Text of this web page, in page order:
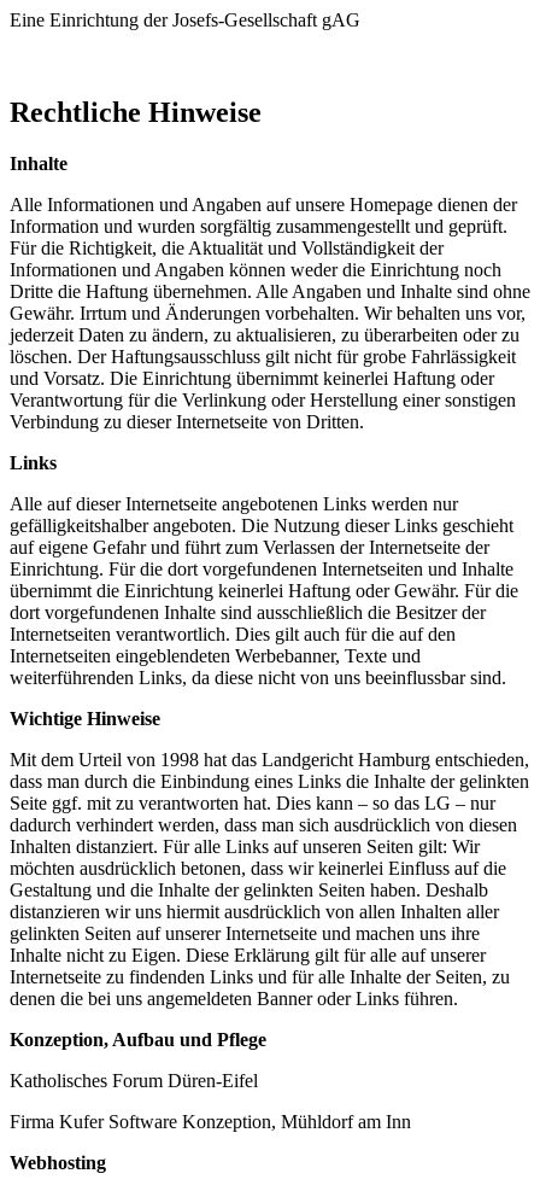
Eine Einrichtung der Josefs-Gesellschaft gAG
Rechtliche Hinweise
Inhalte
Alle Informationen und Angaben auf unsere Homepage dienen der
Information und wurden sorgfältig zusammengestellt und geprüft.
Für die Richtigkeit, die Aktualität und Vollständigkeit der
Informationen und Angaben können weder die Einrichtung noch
Dritte die Haftung übernehmen. Alle Angaben und Inhalte sind ohne
Gewähr. Irrtum und Änderungen vorbehalten. Wir behalten uns vor,
jederzeit Daten zu ändern, zu aktualisieren, zu überarbeiten oder zu
löschen. Der Haftungsausschluss gilt nicht für grobe Fahrlässigkeit
und Vorsatz. Die Einrichtung übernimmt keinerlei Haftung oder
Verantwortung für die Verlinkung oder Herstellung einer sonstigen
Verbindung zu dieser Internetseite von Dritten.
Links
Alle auf dieser Internetseite angebotenen Links werden nur
gefälligkeitshalber angeboten. Die Nutzung dieser Links geschieht
auf eigene Gefahr und führt zum Verlassen der Internetseite der
Einrichtung. Für die dort vorgefundenen Internetseiten und Inhalte
übernimmt die Einrichtung keinerlei Haftung oder Gewähr. Für die
dort vorgefundenen Inhalte sind ausschließlich die Besitzer der
Internetseiten verantwortlich. Dies gilt auch für die auf den
Internetseiten eingeblendeten Werbebanner, Texte und
weiterführenden Links, da diese nicht von uns beeinflussbar sind.
Wichtige Hinweise
Mit dem Urteil von 1998 hat das Landgericht Hamburg entschieden,
dass man durch die Einbindung eines Links die Inhalte der gelinkten
Seite ggf. mit zu verantworten hat. Dies kann – so das LG – nur
dadurch verhindert werden, dass man sich ausdrücklich von diesen
Inhalten distanziert. Für alle Links auf unseren Seiten gilt: Wir
möchten ausdrücklich betonen, dass wir keinerlei Einfluss auf die
Gestaltung und die Inhalte der gelinkten Seiten haben. Deshalb
distanzieren wir uns hiermit ausdrücklich von allen Inhalten aller
gelinkten Seiten auf unserer Internetseite und machen uns ihre
Inhalte nicht zu Eigen. Diese Erklärung gilt für alle auf unserer
Internetseite zu findenden Links und für alle Inhalte der Seiten, zu
denen die bei uns angemeldeten Banner oder Links führen.
Konzeption, Aufbau und Pflege
Katholisches Forum Düren-Eifel
Firma Kufer Software Konzeption, Mühldorf am Inn
Webhosting